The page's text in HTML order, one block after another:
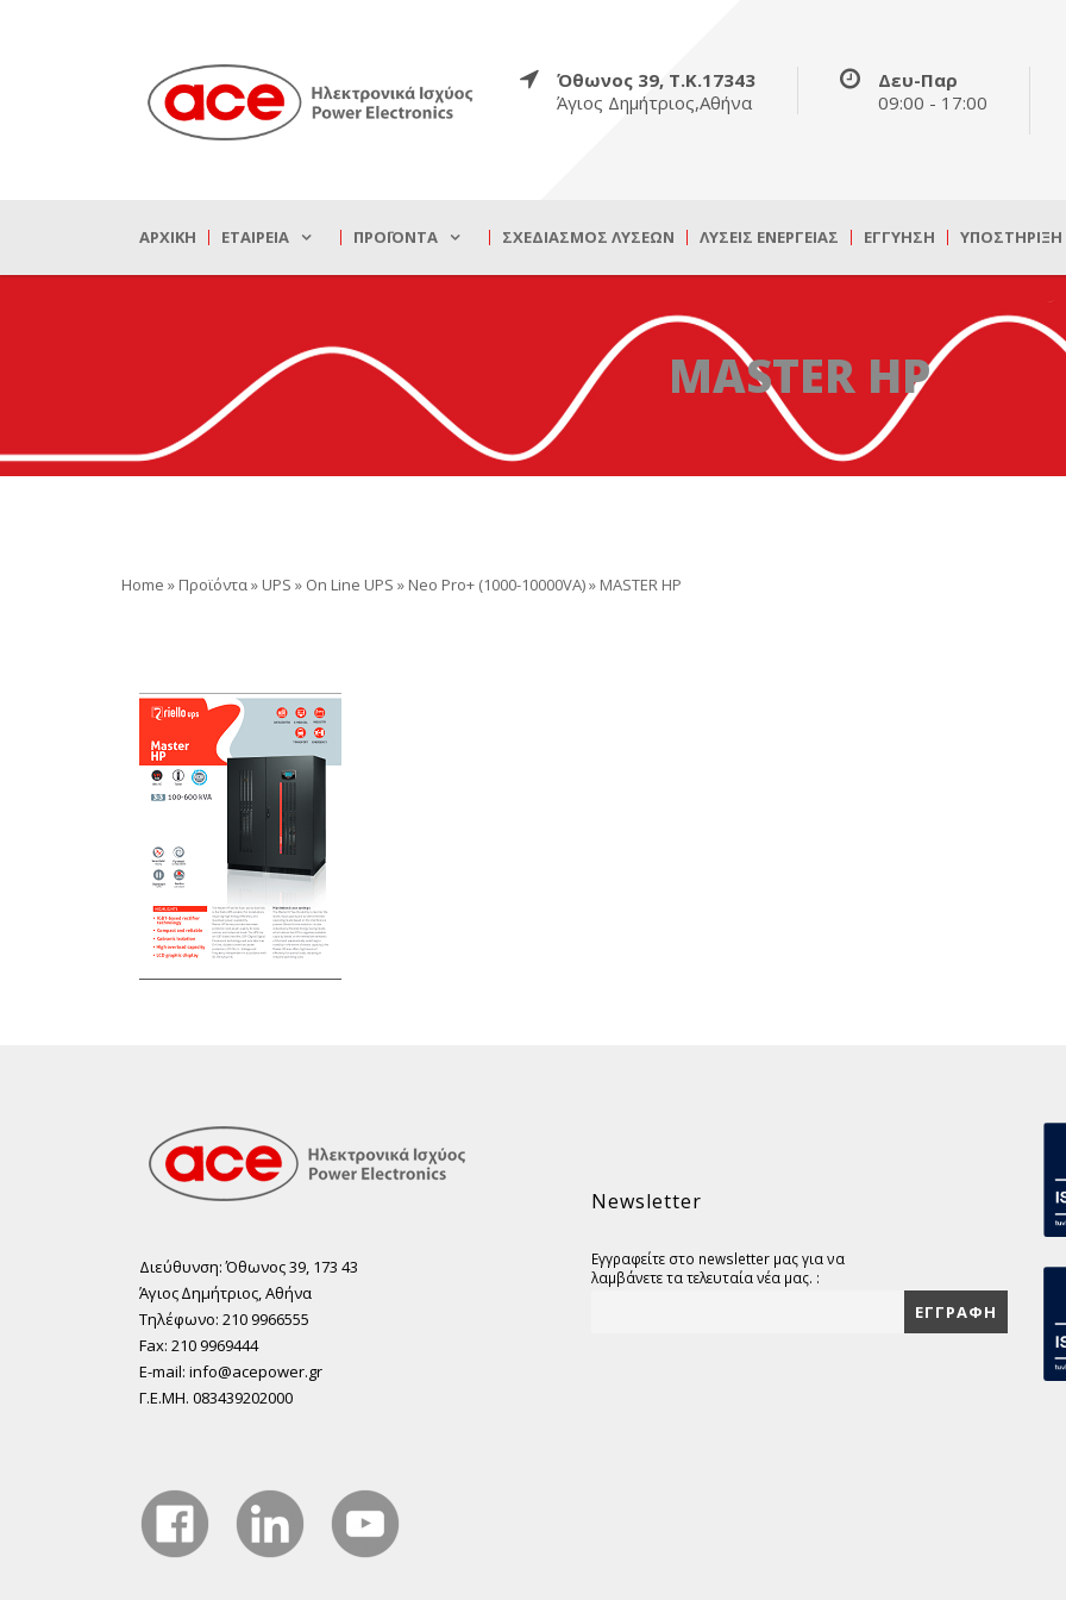
Όθωνος 39, Τ.Κ.17343
Άγιος Δημήτριος,Αθήνα
Δευ-Παρ
09:00 - 17:00
ΑΡΧΙΚΉ ΕΤΑΙΡΕΊΑ ΠΡΟΪΌΝΤΑ ΣΧΕΔΙΑΣΜΌΣ ΛΎΣΕΩΝ ΛΎΣΕΙΣ ΕΝΈΡΓΕΙΑΣ ΕΓΓΎΗΣΗ ΥΠΟΣΤΉΡΙΞΗ
MASTER HP
Home » Προϊόντα» UPS » On Line UPS » Neo Pro+ (1000-10000VA)» MASTER HP
Διεύθυνση: Όθωνος 39, 173 43
Άγιος ∆ηµήτριος, Αθήνα
Τηλέφωνο: 210 9966555
Fax: 210 9969444
E-mail: info@acepower.gr
Γ.Ε.ΜΗ. 083439202000
Newsletter
Εγγραφείτε στο newsletter μας για να
λαμβάνετε τα τελευταία νέα μας. :